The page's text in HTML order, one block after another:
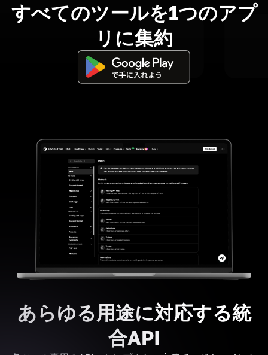
すべてのツールを1つのアプ
リに集約
あらゆる用途に対応する統
合API